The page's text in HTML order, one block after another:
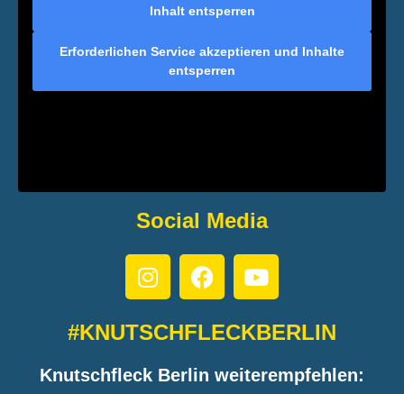
Inhalt entsperren
Erforderlichen Service akzeptieren und Inhalte
entsperren
Social Media
#KNUTSCHFLECKBERLIN
Knutschfleck Berlin weiterempfehlen: